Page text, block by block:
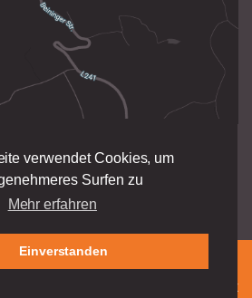
verwendet Cookies, um
Surfen zu
Mehr erfahren
Einverstanden
Datenschutz